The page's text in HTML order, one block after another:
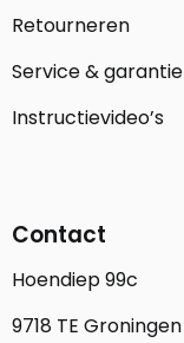
Retourneren
Service & garantie
Instructievideo’s
Contact
Hoendiep 99c
9718 TE Groningen